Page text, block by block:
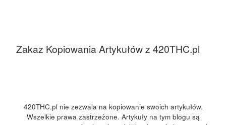
Zakaz Kopiowania Artykułów z 420THC.pl
420THC.pl nie zezwala na kopiowanie swoich artykułów.
Wszelkie prawa zastrzeżone. Artykuły na tym blogu są